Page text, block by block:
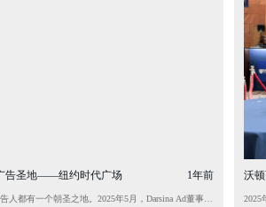
获客增长”—— Al助力传统企业转型人工智能行业应用研习大会
告圣地——纽约时代广场 1年前
人都有一个朝圣之地。2025年5月，Darsina Ad董事长何春先生
沃
2025